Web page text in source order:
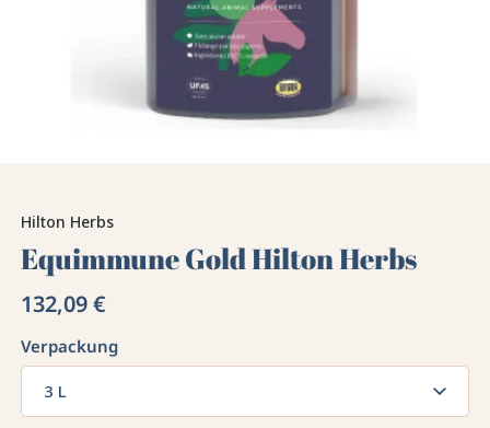
Hilton Herbs
Equimmune Gold Hilton Herbs
132,09 €
Verpackung
3 L